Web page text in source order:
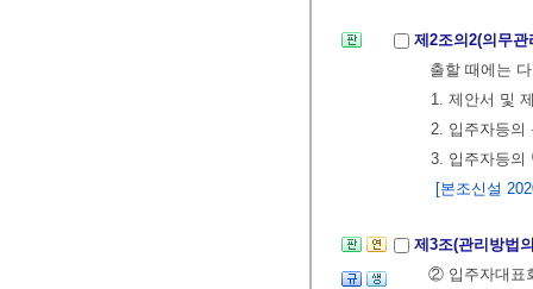
제2조의2(의무
출할 때에는
1. 제안서 및
2. 입주자등의
3. 입주자등의
[본조신설
제3조(관리방법
② 입주자대표